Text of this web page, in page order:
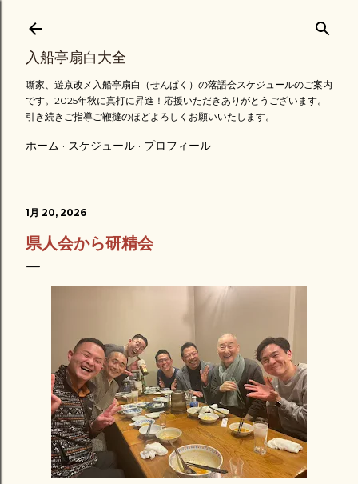
スキップしてメイン コンテンツに移動
入船亭扇白大全
噺家、遊京改メ入船亭扇白（せんぱく）の落語会スケジュールのご案内
です。2025年秋に真打に昇進！応援いただきありがとうございます。
引き続きご指導ご鞭撻のほどよろしくお願いいたします。
ホーム スケジュール プロフィール
1月 20, 2026
県人会から研精会